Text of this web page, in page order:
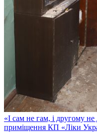
«І сам не гам, і другому
приміщення КП «Ліки